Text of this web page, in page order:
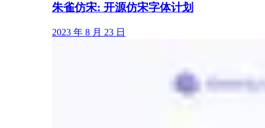
朱雀仿宋: 开源仿宋字体计划
2023 年 8 月 23 日